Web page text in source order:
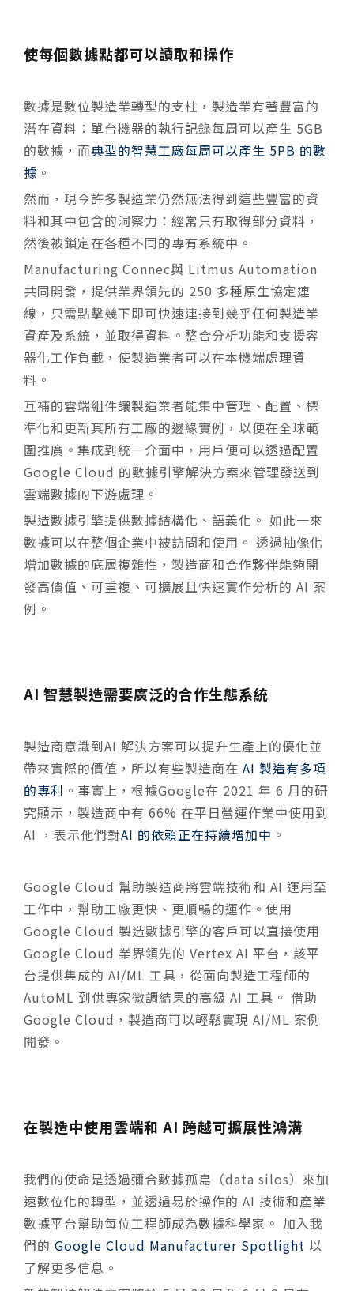
使每個數據點都可以讀取和操作
數據是數位製造業轉型的支柱，製造業有著豐富的
潛在資料：單台機器的執行記錄每周可以產生 5GB
的數據，而典型的智慧工廠每周可以產生 5PB 的數
據 。
然而，現今許多製造業仍然無法得到這些豐富的資
料和其中包含的洞察力：經常只有取得部分資料，
然後被鎖定在各種不同的專有系統中。
Manufacturing Connec與 Litmus Automation
共同開發，提供業界領先的 250 多種原生協定連
線，只需點擊幾下即可快速連接到幾乎任何製造業
資產及系統，並取得資料。整合分析功能和支援容
器化工作負載，使製造業者可以在本機端處理資
料。
互補的雲端組件讓製造業者能集中管理、配置、標
準化和更新其所有工廠的邊緣實例，以便在全球範
圍推廣。集成到統一介面中，用戶便可以透過配置
Google Cloud 的數據引擎解決方案來管理發送到
雲端數據的下游處理。
製造數據引擎提供數據結構化、語義化。 如此一來
數據可以在整個企業中被訪問和使用。 透過抽像化
增加數據的底層複雜性，製造商和合作夥伴能夠開
發高價值、可重複、可擴展且快速實作分析的 AI 案
例。
AI 智慧製造需要廣泛的合作生態系統
​​製造商意識到AI 解決方案可以提升生產上的優化並
帶來實際的價值，所以有些製造商在 AI 製造有多項
的專利 。事實上，根據Google在 2021 年 6 月的研
究顯示， 製造商中有 66% 在平日營運作業中使用到
AI ，表示他們對AI 的依賴正在持續增加中 。
Google Cloud 幫助製造商將雲端技術和 AI 運用至
工作中，幫助工廠更快、更順暢的運作。使用
Google Cloud 製造數據引擎的客戶可以直接使用
Google Cloud 業界領先的 Vertex AI 平台，該平
台提供集成的 AI/ML 工具，從面向製造工程師的
AutoML 到供專家微調結果的高級 AI 工具。 借助
Google Cloud，製造商可以輕鬆實現 AI/ML 案例
開發。
在製造中使用雲端和 AI 跨越可擴展性鴻溝
我們的使命是透過彌合數據孤島（data silos）來加
速數位化的轉型，並透過易於操作的 AI 技術和產業
數據平台幫助每位工程師成為數據科學家。 加入我
們的 Google Cloud Manufacturer Spotlight 以
了解更多信息。